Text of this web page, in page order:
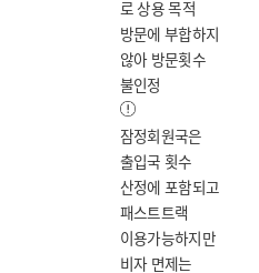
로 상용 목적
방문에 부합하지
않아 방문횟수
불인정
잠정회원국은
출입국 횟수
산정에 포함되고
패스트트랙
이용가능하지만
비자 면제는